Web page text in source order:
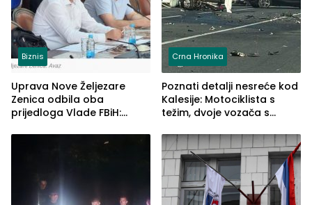
Biznis
Uprava Nove Željezare
Zenica odbila oba
prijedloga Vlade FBiH:
rješenje
Crna Hronika
Poznati detalji nesreće kod
Kalesije: Motociklista s
težim, dvoje vozača s